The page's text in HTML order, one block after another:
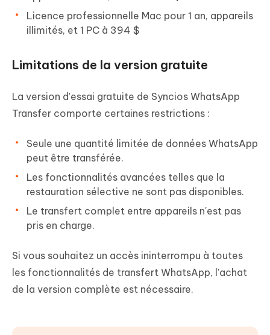
Licence professionnelle Mac pour 1 an, appareils
illimités, et 1 PC à 394 $
Limitations de la version gratuite
La version d'essai gratuite de Syncios WhatsApp
Transfer comporte certaines restrictions :
Seule une quantité limitée de données WhatsApp
peut être transférée.
Les fonctionnalités avancées telles que la
restauration sélective ne sont pas disponibles.
Le transfert complet entre appareils n'est pas
pris en charge.
Si vous souhaitez un accès ininterrompu à toutes
les fonctionnalités de transfert WhatsApp, l'achat
de la version complète est nécessaire.